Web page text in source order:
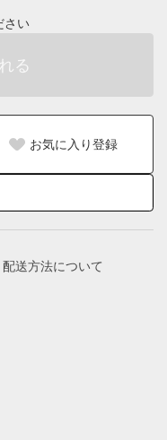
さい
お気に入り登録
送方法について